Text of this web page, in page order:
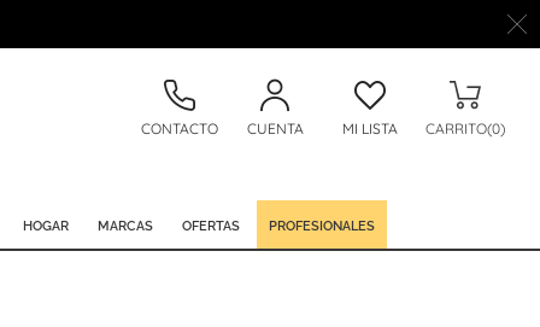
CONTACTO CUENTA MI LISTA CARRITO(0)
HOGAR MARCAS OFERTAS PROFESIONALES